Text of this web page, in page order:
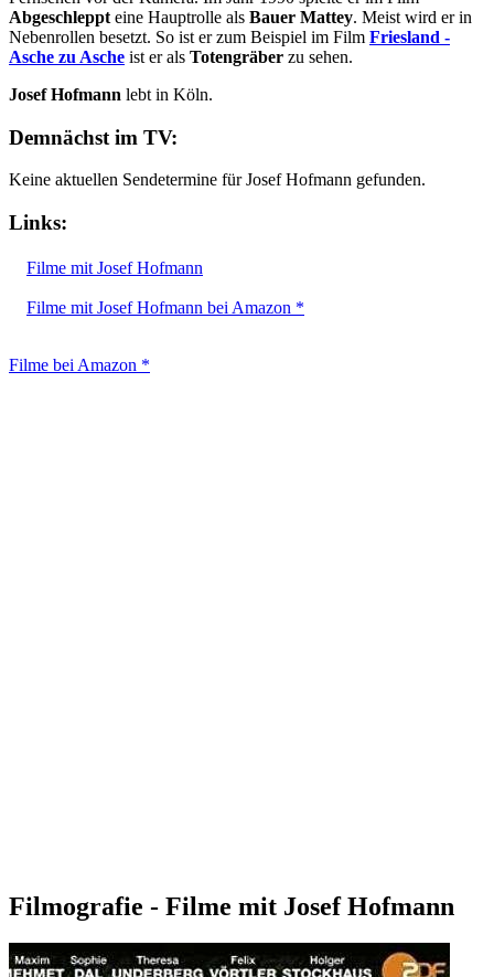
Abgeschleppt eine Hauptrolle als Bauer Mattey. Meist wird er in
Nebenrollen besetzt. So ist er zum Beispiel im Film Friesland -
Asche zu Asche ist er als Totengräber zu sehen.
Josef Hofmann lebt in Köln.
Demnächst im TV:
Keine aktuellen Sendetermine für Josef Hofmann gefunden.
Links:
Filme mit Josef Hofmann
Filme mit Josef Hofmann bei Amazon *
Filme bei Amazon *
Filmografie - Filme mit Josef Hofmann